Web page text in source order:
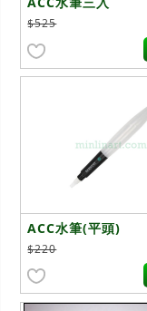
$525
ACC水筆(平頭)
$220